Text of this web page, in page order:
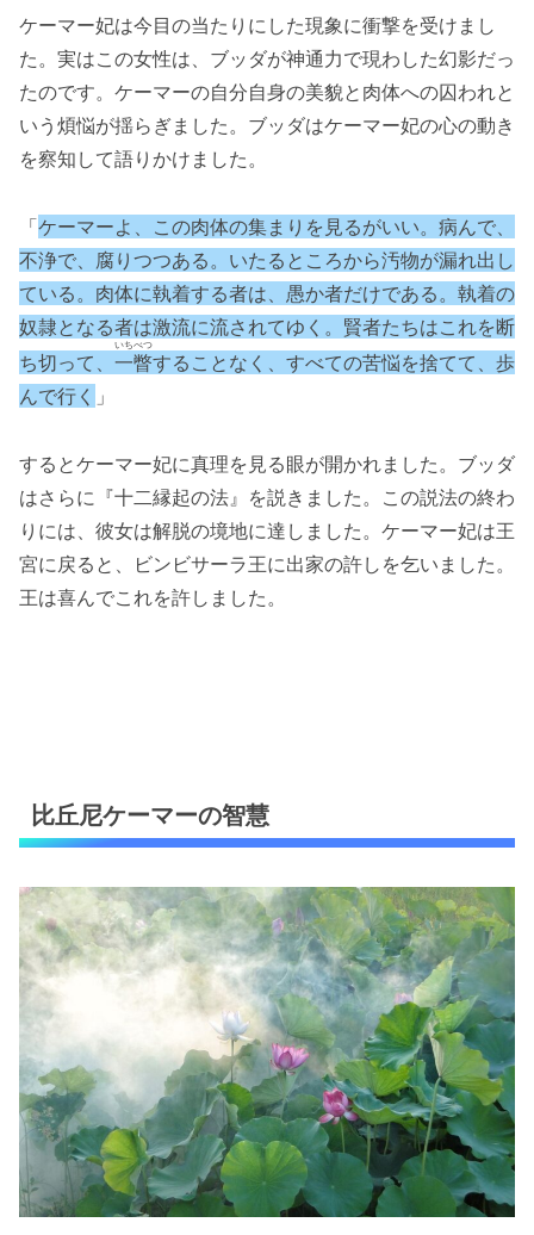
ケーマー妃は今目の当たりにした現象に衝撃を受けまし
た。実はこの女性は、ブッダが神通力で現わした幻影だっ
たのです。ケーマーの自分自身の美貌と肉体への囚われと
いう煩悩が揺らぎました。ブッダはケーマー妃の心の動き
を察知して語りかけました。
「ケーマーよ、この肉体の集まりを見るがいい。病んで、
不浄で、腐りつつある。いたるところから汚物が漏れ出し
ている。肉体に執着する者は、愚か者だけである。執着の
奴隷となる者は激流に流されてゆく。賢者たちはこれを断
ち切って、 一瞥
いちべつ
することなく、すべての苦悩を捨てて、歩
んで行く 」
するとケーマー妃に真理を見る眼が開かれました。ブッダ
はさらに『十二縁起の法』を説きました。この説法の終わ
りには、彼女は解脱の境地に達しました。ケーマー妃は王
宮に戻ると、ビンビサーラ王に出家の許しを乞いました。
王は喜んでこれを許しました。
比丘尼ケーマーの智慧